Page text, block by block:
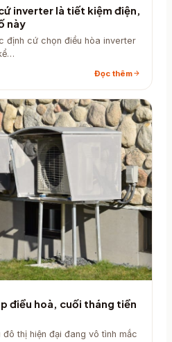
inverter là tiết kiệm điện,
này
định cứ chọn điều hòa inverter
Đọc thêmarrow_forward
điều hoà, cuối tháng tiền
thị hiện đại đang vô tình mắc